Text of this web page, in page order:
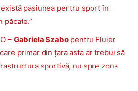
există pasiunea pentru sport în
păcate.”
– Gabriela Szabo pentru Fluier
primar din țara asta ar trebui să
sportivă, nu spre zona